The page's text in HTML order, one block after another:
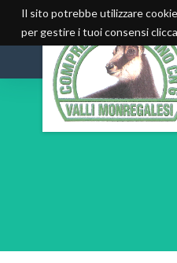
Il sito potrebbe utilizzare
per gestire i tuoi consensi clicca